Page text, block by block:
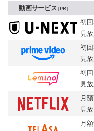
動画サービス PR
初
見
初
見
初
見
月
見
月